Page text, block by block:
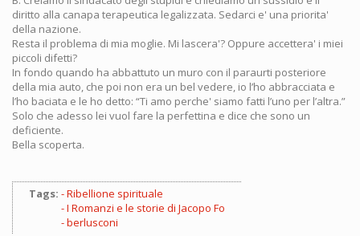
diritto alla canapa terapeutica legalizzata. Sedarci e' una priorita'
della nazione.
Resta il problema di mia moglie. Mi lascera'? Oppure accettera' i miei
piccoli difetti?
In fondo quando ha abbattuto un muro con il paraurti posteriore
della mia auto, che poi non era un bel vedere, io l’ho abbracciata e
l’ho baciata e le ho detto: “Ti amo perche' siamo fatti l’uno per l’altra.”
Solo che adesso lei vuol fare la perfettina e dice che sono un
deficiente.
Bella scoperta.
Tags:
Ribellione spirituale
I Romanzi e le storie di Jacopo Fo
berlusconi